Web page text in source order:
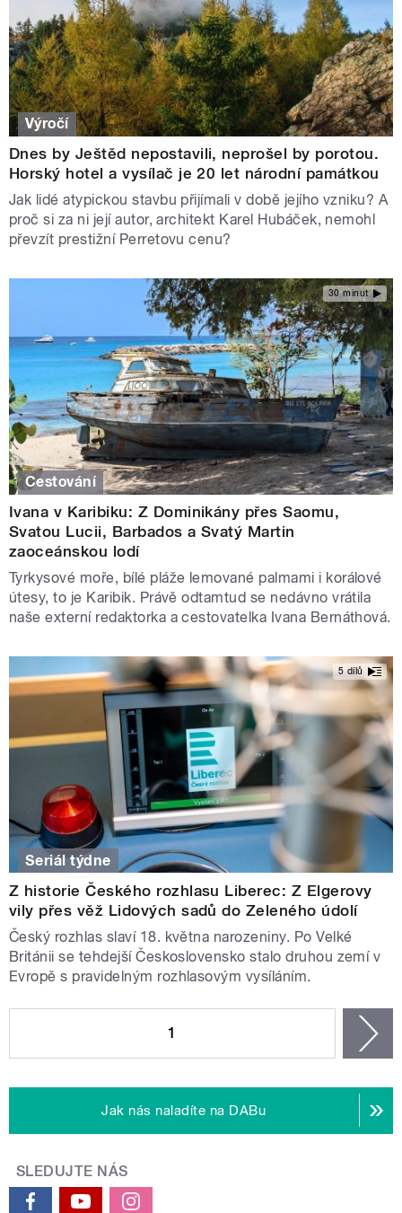
Výročí
Dnes by Ještěd nepostavili, neprošel by porotou.
Horský hotel a vysílač je 20 let národní památkou
Jak lidé atypickou stavbu přijímali v době jejího vzniku? A
proč si za ni její autor, architekt Karel Hubáček, nemohl
převzít prestižní Perretovu cenu?
30 minut
Cestování
Ivana v Karibiku: Z Dominikány přes Saomu,
Svatou Lucii, Barbados a Svatý Martin
zaoceánskou lodí
Tyrkysové moře, bílé pláže lemované palmami i korálové
útesy, to je Karibik. Právě odtamtud se nedávno vrátila
naše externí redaktorka a cestovatelka Ivana Bernáthová.
5 dílů
Seriál týdne
Z historie Českého rozhlasu Liberec: Z Elgerovy
vily přes věž Lidových sadů do Zeleného údolí
Český rozhlas slaví 18. května narozeniny. Po Velké
Británii se tehdejší Československo stalo druhou zemí v
Evropě s pravidelným rozhlasovým vysíláním.
1
Jak nás naladíte na DABu
SLEDUJTE NÁS